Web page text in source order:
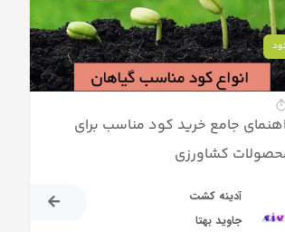
جامع خرید کود مناسب برای
کشاورزی
آدینه کشت
جاوید بهتا